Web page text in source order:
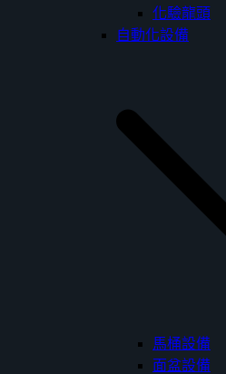
化驗龍頭
自動化設備
馬桶設備
面盆設備